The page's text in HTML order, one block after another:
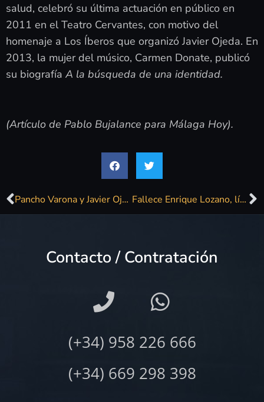
salud, celebró su última actuación en público en
2011 en el Teatro Cervantes, con motivo del
homenaje a Los Íberos que organizó Javier Ojeda. En
2013, la mujer del músico, Carmen Donate, publicó
su biografía A la búsqueda de una identidad.
(Artículo de Pablo Bujalance para Málaga Hoy).
Pancho Varona y Javier Ojeda actuarán en el Valey en el primer trimestre de 2017 Fallece Enrique Lozano, líder de Los Íberos e impulsor del rock en Málaga
Contacto / Contratación
(+34) 958 226 666
(+34) 669 298 398